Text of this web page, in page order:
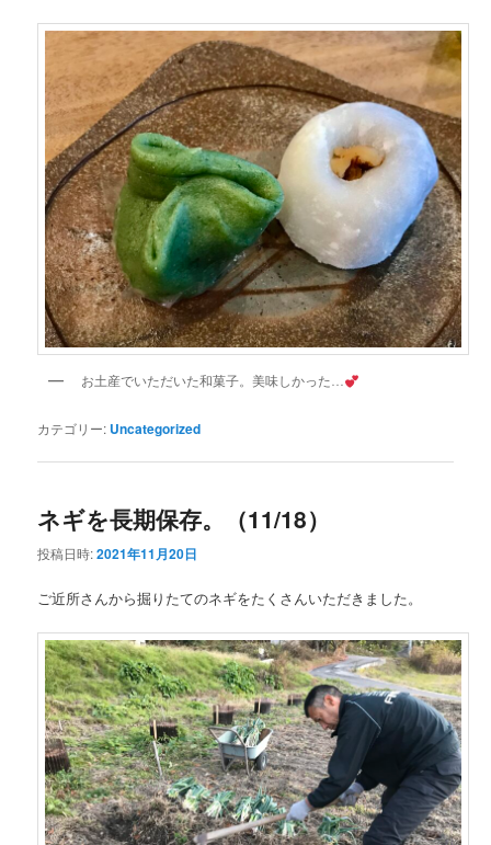
お土産でいただいた和菓子。美味しかった…
カテゴリー: Uncategorized
ネギを長期保存。（11/18）
投稿日時:2021年11月20日
ご近所さんから掘りたてのネギをたくさんいただきました。